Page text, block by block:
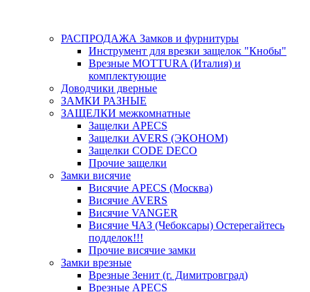
РАСПРОДАЖА Замков и фурнитуры
Инструмент для врезки защелок "Кнобы"
Врезные MOTTURA (Италия) и
комплектующие
Доводчики дверные
ЗАМКИ РАЗНЫЕ
ЗАЩЕЛКИ межкомнатные
Защелки APECS
Защелки AVERS (ЭКОНОМ)
Защелки CODE DECO
Прочие защелки
Замки висячие
Висячие APECS (Москва)
Висячие AVERS
Висячие VANGER
Висячие ЧАЗ (Чебоксары) Остерегайтесь
подделок!!!
Прочие висячие замки
Замки врезные
Врезные Зенит (г. Димитровград)
Врезные APECS